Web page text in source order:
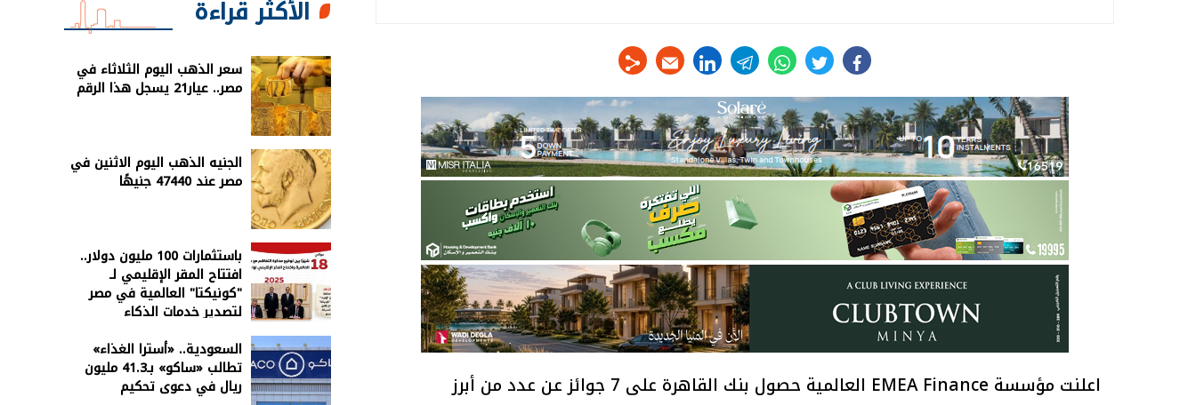
facebook
twitter
whats
telegram
linkedin
اعلنت مؤسسة EMEA Finance العالمية حصول بنك القاهرة على 7 جوائز عن عدد من أبرز
الأكثر قراءة
سعر الذهب اليوم الثلاثاء في
مصر.. عيار21 يسجل هذا الرقم
الجنيه الذهب اليوم الاثنين في
مصر عند 47440 جنيهًا
باستثمارات 100 مليون دولار..
افتتاح المقر الإقليمي لـ
"كونيكتا" العالمية في مصر
لتصدير خدمات الذكاء
السعودية.. «أسترا الغذاء»
تطالب «ساكو» بـ41.3 مليون
ريال في دعوى تحكيم